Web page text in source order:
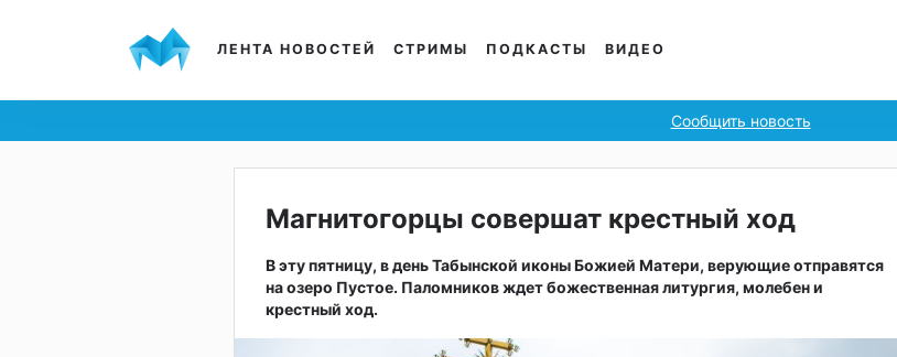
ЛЕНТА НОВОСТЕЙ СТРИМЫ ПОДКАСТЫ ВИДЕО
Сообщить новость
Магнитогорцы совершат крестный ход
В эту пятницу, в день Табынской иконы Божией Матери, верующие отправятся
на озеро Пустое. Паломников ждет божественная литургия, молебен и
крестный ход.